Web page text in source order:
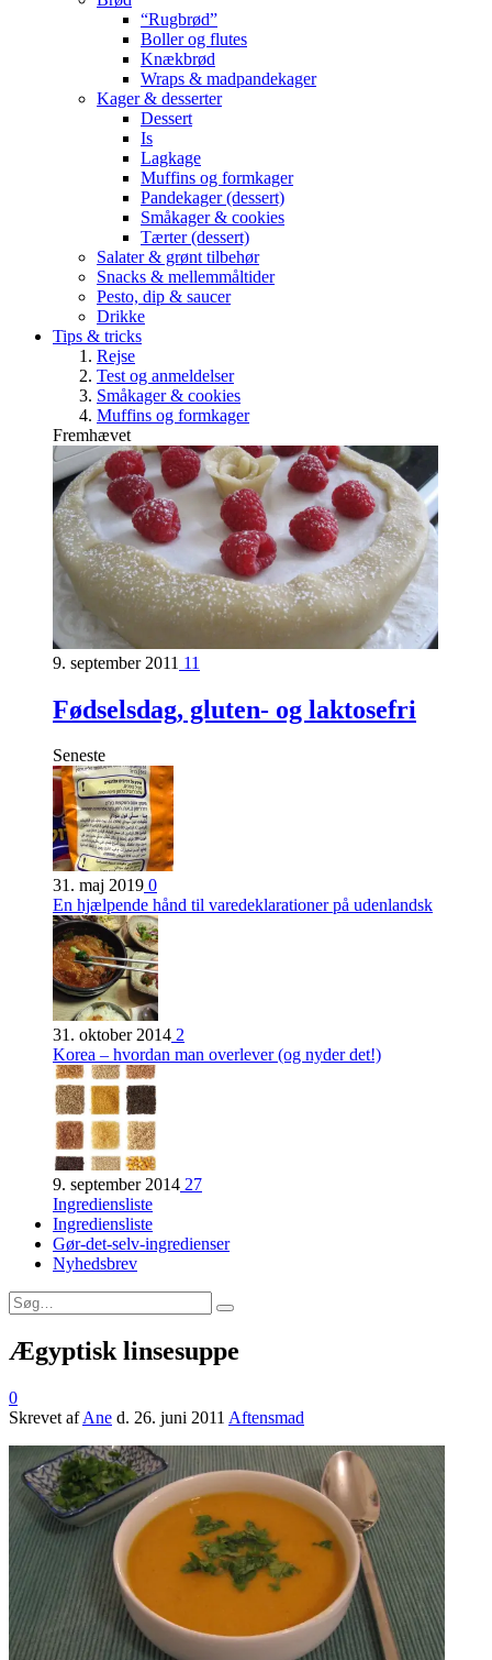
“Rugbrød”
Boller og flutes
Knækbrød
Wraps & madpandekager
Kager & desserter
Dessert
Is
Lagkage
Muffins og formkager
Pandekager (dessert)
Småkager & cookies
Tærter (dessert)
Salater & grønt tilbehør
Snacks & mellemmåltider
Pesto, dip & saucer
Drikke
Tips & tricks
Rejse
Test og anmeldelser
Småkager & cookies
Muffins og formkager
Fremhævet
9. september 2011 11
Fødselsdag, gluten- og laktosefri
Seneste
31. maj 2019 0
En hjælpende hånd til varedeklarationer på udenlandsk
31. oktober 2014 2
Korea – hvordan man overlever (og nyder det!)
9. september 2014 27
Ingrediensliste
Ingrediensliste
Gør-det-selv-ingredienser
Nyhedsbrev
Ægyptisk linsesuppe
0
Skrevet afAne d. 26. juni 2011 Aftensmad